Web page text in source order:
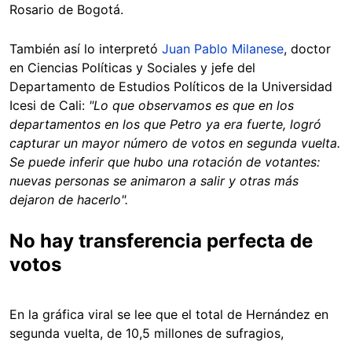
Rosario de Bogotá.
También así lo interpretó Juan Pablo Milanese, doctor
en Ciencias Políticas y Sociales y jefe del
Departamento de Estudios Políticos de la Universidad
Icesi de Cali: "Lo que observamos es que en los
departamentos en los que Petro ya era fuerte, logró
capturar un mayor número de votos en segunda vuelta.
Se puede inferir que hubo una rotación de votantes:
nuevas personas se animaron a salir y otras más
dejaron de hacerlo".
No hay transferencia perfecta de
votos
En la gráfica viral se lee que el total de Hernández en
segunda vuelta, de 10,5 millones de sufragios,